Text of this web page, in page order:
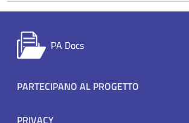
PA Docs
Footer menu
PARTECIPANO AL PROGETTO
PRIVACY